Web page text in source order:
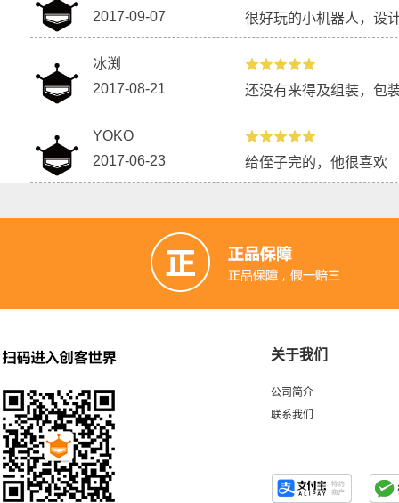
2017-09-07
很好玩的小机器人，设
冰渕
2017-08-21
还没有来得及组装，包
YOKO
2017-06-23
给侄子完的，他很喜欢
关于我们
公司简介
联系我们